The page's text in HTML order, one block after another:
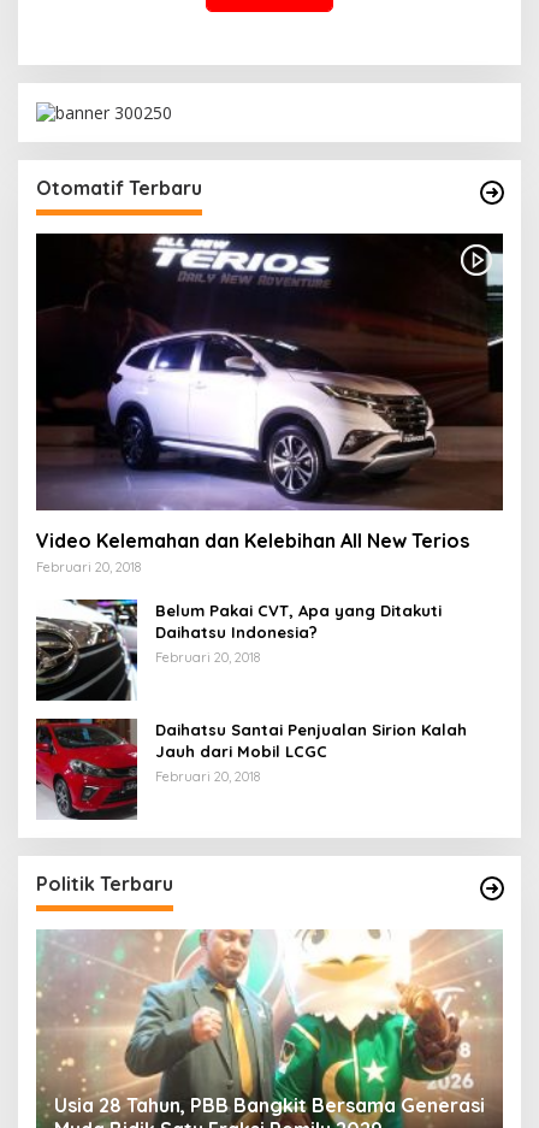
Otomatif Terbaru
Video Kelemahan dan Kelebihan All New Terios
Februari 20, 2018
Belum Pakai CVT, Apa yang Ditakuti
Daihatsu Indonesia?
Februari 20, 2018
Daihatsu Santai Penjualan Sirion Kalah
Jauh dari Mobil LCGC
Februari 20, 2018
Politik Terbaru
Usia 28 Tahun, PBB Bangkit Bersama Generasi